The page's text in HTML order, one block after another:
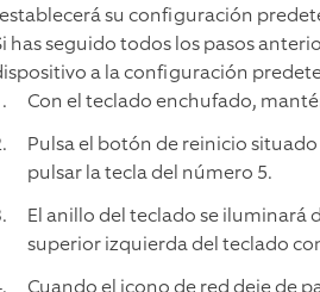
su configuración
has seguido todos los pasos
a la configuración
Con el teclado enchufado,
Pulsa el botón de reinicio
pulsar la tecla del número 5.
El anillo del teclado se iluminará
superior izquierda del teclado
Cuando el icono de red deje de